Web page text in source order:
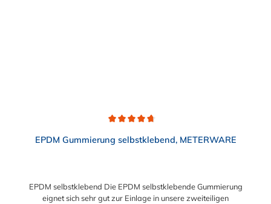
EPDM Gummierung selbstklebend, METERWARE
EPDM selbstklebend Die EPDM selbstklebende Gummierung
eignet sich sehr gut zur Einlage in unsere zweiteiligen